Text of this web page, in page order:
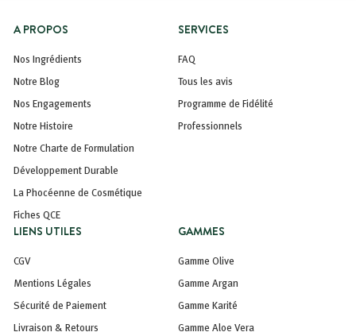
A PROPOS
Nos Ingrédients
Notre Blog
Nos Engagements
Notre Histoire
Notre Charte de Formulation
Développement Durable
La Phocéenne de Cosmétique
Fiches QCE
SERVICES
FAQ
Tous les avis
Programme de Fidélité
Professionnels
LIENS UTILES
CGV
Mentions Légales
Sécurité de Paiement
Livraison & Retours
GAMMES
Gamme Olive
Gamme Argan
Gamme Karité
Gamme Aloe Vera